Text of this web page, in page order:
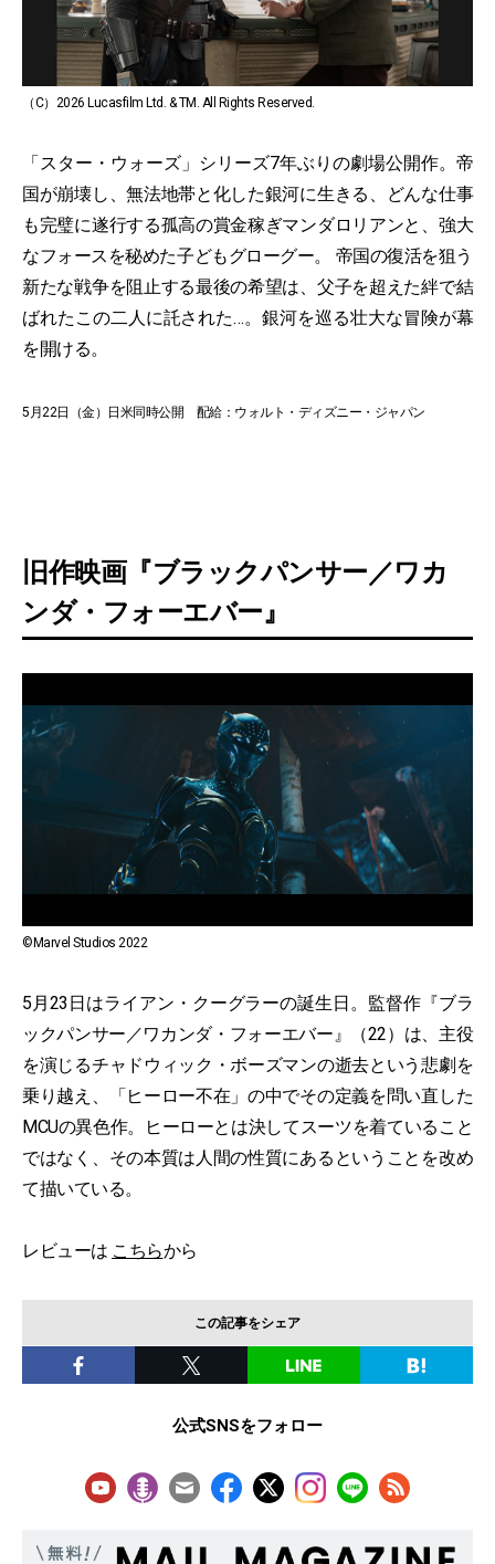
（C）2026 Lucasfilm Ltd. & TM. All Rights Reserved.
「スター・ウォーズ」シリーズ7年ぶりの劇場公開作。帝
国が崩壊し、無法地帯と化した銀河に生きる、どんな仕事
も完璧に遂行する孤高の賞金稼ぎマンダロリアンと、強大
なフォースを秘めた子どもグローグー。 帝国の復活を狙う
新たな戦争を阻止する最後の希望は、父子を超えた絆で結
ばれたこの二人に託された…。銀河を巡る壮大な冒険が幕
を開ける。
5月22日（金）日米同時公開 配給：ウォルト・ディズニー・ジャパン
旧作映画『ブラックパンサー／ワカ
ンダ・フォーエバー』
©Marvel Studios 2022
5月23日はライアン・クーグラーの誕生日。監督作『ブラ
ックパンサー／ワカンダ・フォーエバー』（22）は、主役
を演じるチャドウィック・ボーズマンの逝去という悲劇を
乗り越え、「ヒーロー不在」の中でその定義を問い直した
MCUの異色作。ヒーローとは決してスーツを着ていること
ではなく、その本質は人間の性質にあるということを改め
て描いている。
レビューは こちらから
この記事をシェア
公式SNSをフォロー